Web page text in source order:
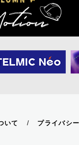
いて プライバシ